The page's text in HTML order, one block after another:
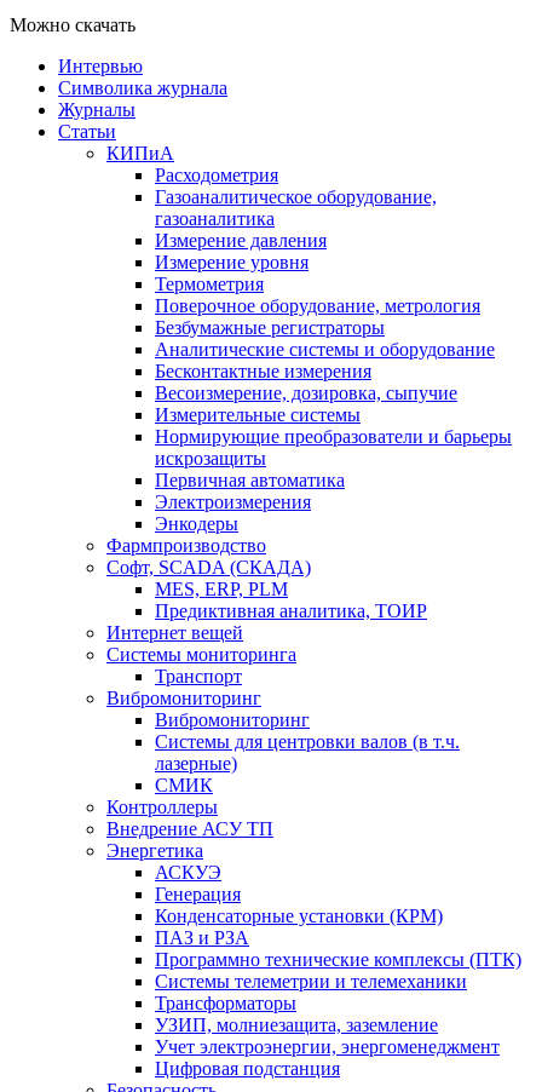
Можно скачать
Интервью
Символика журнала
Журналы
Статьи
КИПиА
Расходометрия
Газоаналитическое оборудование,
газоаналитика
Измерение давления
Измерение уровня
Термометрия
Поверочное оборудование, метрология
Безбумажные регистраторы
Аналитические системы и оборудование
Бесконтактные измерения
Весоизмерение, дозировка, сыпучие
Измерительные системы
Нормирующие преобразователи и барьеры
искрозащиты
Первичная автоматика
Электроизмерения
Энкодеры
Фармпроизводство
Софт, SCADA (СКАДА)
MES, ERP, PLM
Предиктивная аналитика, ТОИР
Интернет вещей
Системы мониторинга
Транспорт
Вибромониторинг
Вибромониторинг
Системы для центровки валов (в т.ч.
лазерные)
СМИК
Контроллеры
Внедрение АСУ ТП
Энергетика
АСКУЭ
Генерация
Конденсаторные установки (КРМ)
ПАЗ и РЗА
Программно технические комплексы (ПТК)
Системы телеметрии и телемеханики
Трансформаторы
УЗИП, молниезащита, заземление
Учет электроэнергии, энергоменеджмент
Цифровая подстанция